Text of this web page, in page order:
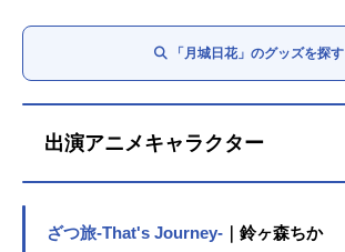
「月城日花」のグッズを探す
出演アニメキャラクター
ざつ旅-That's Journey- ｜鈴ヶ森ちか